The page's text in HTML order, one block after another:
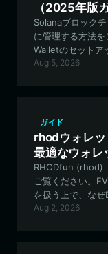
（2025年版
Solanaブロック
に管理する方法
Walletのセットア
めるために必要な
Aug 5, 2026
ガイド
rhodウォレ
最適なウォレ
RHODfun (rhod)
ご覧ください。
を扱う上で、な
びましょう。
Aug 2, 2026